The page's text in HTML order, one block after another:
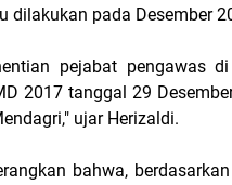
dilakukan pada Desember
pejabat pengawas
2017 tanggal 29
ujar Herizaldi.
bahwa,